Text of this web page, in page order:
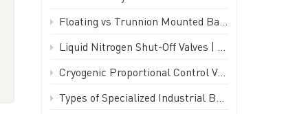
Polski
한국의
Tiếng Việt
Floating vs Trunnion Mounted Ball Valves: How to Choose - GEKO Valve
Liquid Nitrogen Shut-Off Valves | -196°C Cryogenic Isolation Valve - GEKO Valve
Cryogenic Proportional Control Valve | Stainless Steel IP65 PWM Low Temperature Valve - GEKO Valve
Types of Specialized Industrial Ball Valves for Unique Piping Applications | GEKO Valve